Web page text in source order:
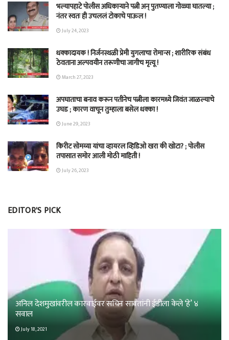
भल्यापहाटे पोलीस अधिकाऱ्याने पत्नी अन् पुतण्याला गोळ्या घातल्या ;
नंतर स्वतः ही उचललं टोकाचे पाऊल !
July 24, 2023
धक्कादायक ! निर्जनस्थळी प्रेमी युगलाचा रोमान्स ; शारीरिक संबंध
ठेवताना अल्पवयीन तरूणीचा जागीच मृत्यू !
March 27, 2023
अपघाताचा बनाव करून पतीनेच‎ पत्नीला कारमध्ये जिवंत जाळल्याचे
उघड ; कारण वाचून तुम्हाला बसेल धक्का !
June 29, 2023
किरीट सोमय्या यांचा व्हायरल व्हिडिओ खरा की खोटा? ; पोलीस
तपासात समोर आली मोठी माहिती !
July 26, 2023
EDITOR'S PICK
अनिल देशमुखांवरील कारवाईवर सचिन सावंतांनी ईडीला केले ‘हे’ ४
सवाल
July 18, 2021